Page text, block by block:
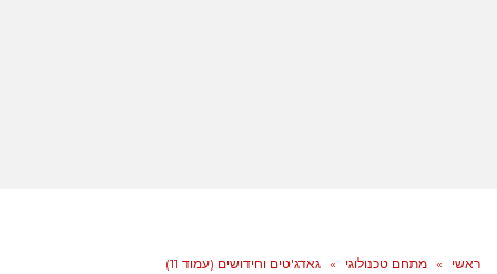
ראשי » מתחם טכנולוגי » גאדג'טים וחידושים (עמוד 11)